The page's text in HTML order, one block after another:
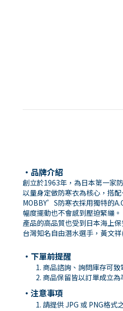
・品牌介紹
創立於1963年，為日本第一家
以量身定做防寒衣為核心，搭
MOBBY’S防寒衣採用獨特的
幅度擺動也不會感到壓迫緊繃。
產品的高品質也受到日本海上
台灣知名自由潛水選手，黃文
・下單前提醒
商品諮詢、詢問庫存可致
商品保留皆以訂單成立
・注意事項
請提供 JPG 或 PNG格式